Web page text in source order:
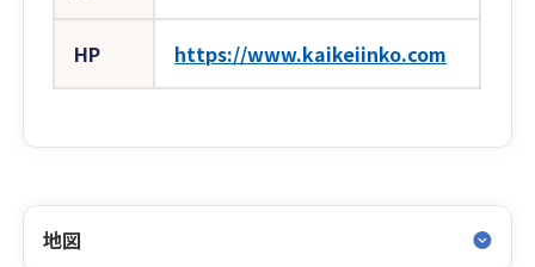
HP https://www.kaikeiinko.com
地図